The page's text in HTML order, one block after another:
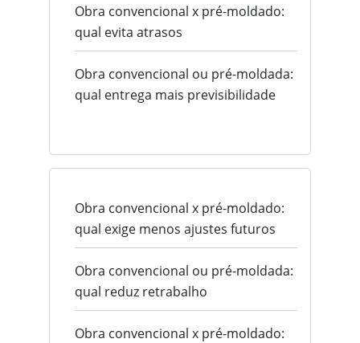
Obra convencional x pré-moldado:
qual evita atrasos
Obra convencional ou pré-moldada:
qual entrega mais previsibilidade
Obra convencional x pré-moldado:
qual exige menos ajustes futuros
Obra convencional ou pré-moldada:
qual reduz retrabalho
Obra convencional x pré-moldado: